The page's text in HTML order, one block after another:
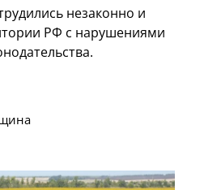
незаконно и
РФ с нарушениями